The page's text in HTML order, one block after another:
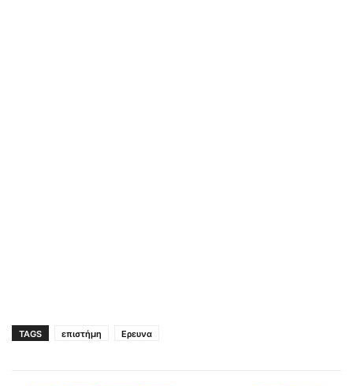
TAGS επιστήμη Ερευνα